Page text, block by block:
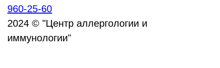
960-25-60
2024 © "Центр аллергологии и
иммунологии"